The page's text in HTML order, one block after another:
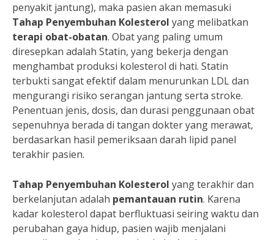
penyakit jantung), maka pasien akan memasuki
Tahap Penyembuhan Kolesterol yang melibatkan
terapi obat-obatan. Obat yang paling umum
diresepkan adalah Statin, yang bekerja dengan
menghambat produksi kolesterol di hati. Statin
terbukti sangat efektif dalam menurunkan LDL dan
mengurangi risiko serangan jantung serta stroke.
Penentuan jenis, dosis, dan durasi penggunaan obat
sepenuhnya berada di tangan dokter yang merawat,
berdasarkan hasil pemeriksaan darah lipid panel
terakhir pasien.
Tahap Penyembuhan Kolesterol yang terakhir dan
berkelanjutan adalah pemantauan rutin. Karena
kadar kolesterol dapat berfluktuasi seiring waktu dan
perubahan gaya hidup, pasien wajib menjalani